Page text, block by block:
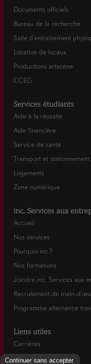
Documents officiels
Bureau de la recherche
Salle d’entraînement
Location de locaux
Productions artscène
CCEG
Services étudiants
Aide à la réussite
Aide financière
Service de santé
Transport et stationnement
Logements
Zone numérique
inc. Services aux
Accueil
Nos services
Pourquoi inc.?
Nos formations
Joindre inc. Services aux
Recrutement de main-
Programme alternance
Liens utiles
Carrières
Actualités